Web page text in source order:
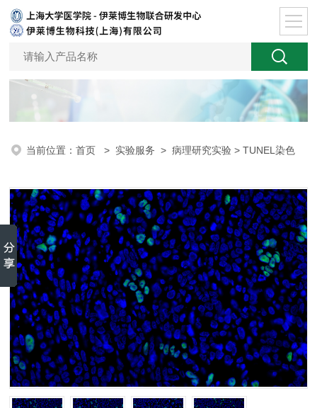
当前位置：首页 > 实验服务 >病理研究实验 > TUNEL染色